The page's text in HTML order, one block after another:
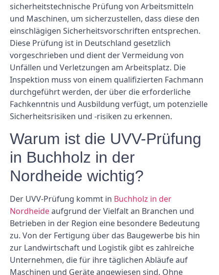
sicherheitstechnische Prüfung von Arbeitsmitteln
und Maschinen, um sicherzustellen, dass diese den
einschlägigen Sicherheitsvorschriften entsprechen.
Diese Prüfung ist in Deutschland gesetzlich
vorgeschrieben und dient der Vermeidung von
Unfällen und Verletzungen am Arbeitsplatz. Die
Inspektion muss von einem qualifizierten Fachmann
durchgeführt werden, der über die erforderliche
Fachkenntnis und Ausbildung verfügt, um potenzielle
Sicherheitsrisiken und -risiken zu erkennen.
Warum ist die UVV-Prüfung
in Buchholz in der
Nordheide wichtig?
Der UVV-Prüfung kommt in Buchholz in der
Nordheideaufgrund der Vielfalt an Branchen und
Betrieben in der Region eine besondere Bedeutung
zu. Von der Fertigung über das Baugewerbe bis hin
zur Landwirtschaft und Logistik gibt es zahlreiche
Unternehmen, die für ihre täglichen Abläufe auf
Maschinen und Geräte angewiesen sind. Ohne